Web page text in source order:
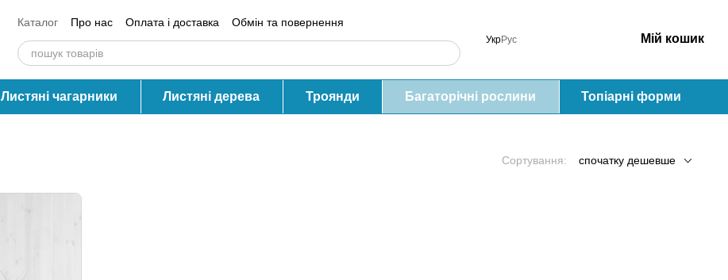
Каталог Про нас Оплата і доставка
Обмін та повернення
Контактна інформація
Блог Відгуки про магазин УкрРус Мій кошик
Листяні чагарники Листяні дерева Троянди Багаторічні рослини Топіарні форми
Сортування: спочатку дешевше